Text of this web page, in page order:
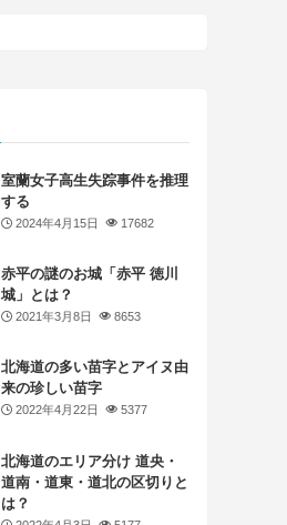
室蘭女子高生失踪事件を推理
する
2024年4月15日 17682
赤平の謎のお城「赤平 徳川
城」とは？
2021年3月8日 8653
北海道の多い苗字とアイヌ由
来の珍しい苗字
2022年4月22日 5377
北海道のエリア分け 道央・
道南・道東・道北の区切りと
は？